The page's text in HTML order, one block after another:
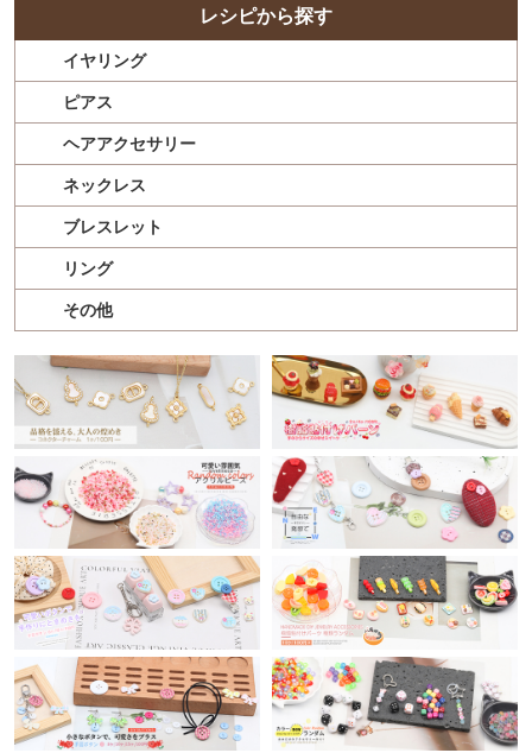
レシピから探す
イヤリング
ピアス
ヘアアクセサリー
ネックレス
ブレスレット
リング
その他